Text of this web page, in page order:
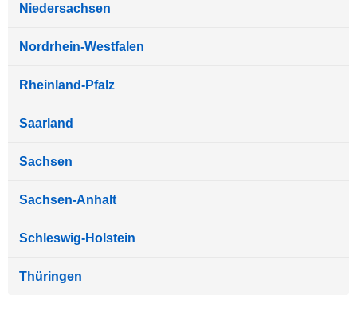
Niedersachsen
Nordrhein-Westfalen
Rheinland-Pfalz
Saarland
Sachsen
Sachsen-Anhalt
Schleswig-Holstein
Thüringen